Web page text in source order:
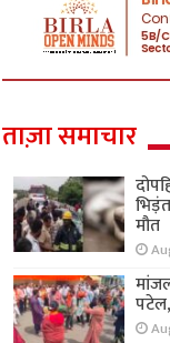
ताज़ा समाचार
मौत